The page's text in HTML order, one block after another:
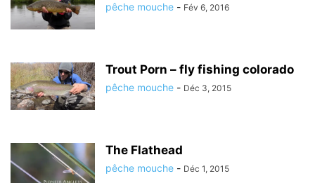
pêche mouche - Fév 6, 2016
Trout Porn – fly fishing colorado
pêche mouche - Déc 3, 2015
The Flathead
pêche mouche - Déc 1, 2015